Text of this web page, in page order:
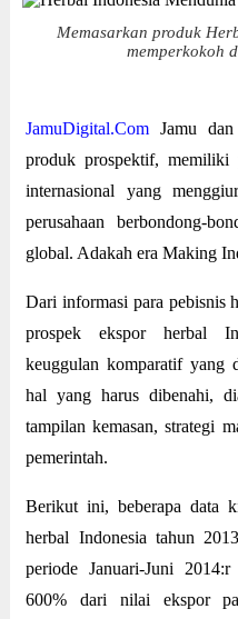
Memasarkan produk
memperkokoh
JamuDigital.ComJamu
produk prospektif, memiliki
internasional yang
perusahaan berbondong-
global. Adakah era Making
Dari informasi para pebisnis
prospek ekspor herbal
keuggulan komparatif yang
hal yang harus dibenahi,
tampilan kemasan, strategi
pemerintah.
Berikut ini, beberapa data
herbal Indonesia tahun
periode Januari-Juni
600% dari nilai ekspor